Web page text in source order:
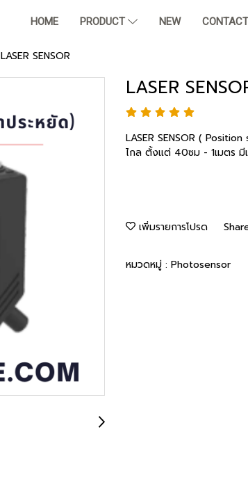
HOME PRODUCT NEW
LASER SENSOR
LASER
LASER SENSOR (
ไกล ตั้งแต่ 40ซม - 1เมตร
เพิ่มรายการโปรด
หมวดหมู่ : Photosensor